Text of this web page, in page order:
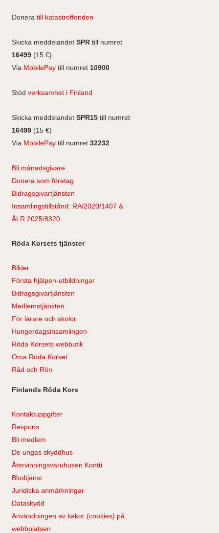
b
o
k
t
g
r
a
e
I
Donera till katastroffonden
Skicka meddelandet SPR till numret
16499 (15 €)
Via MobilePay till numret 10900
Stöd verksamhet i Finland
Skicka meddelandet SPR15 till numret
16499 (15 €)
Via MobilePay till numret 32232
Bli månadsgivare
Donera som företag
Bidragsgivartjänsten
Insamlingstillstånd: RA/2020/1407 &
ÅLR 2025/8320
Röda Korsets tjänster
Bilder
Första hjälpen-utbildningar
Bidragsgivartjänsten
Medlemstjänsten
För lärare och skolor
Hungerdagsinsamlingen
Röda Korsets webbutik
Oma Röda Korset
Råd och Rön
Finlands Röda Kors
Kontaktuppgifter
Respons
Bli medlem
De ungas skyddhus
Återvinningsvaruhusen Kontti
Blodtjänst
Juridiska anmärkningar
Dataskydd
Användningen av kakor (cookies) på
webbplatsen